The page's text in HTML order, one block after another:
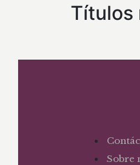
Títulos
Sobre